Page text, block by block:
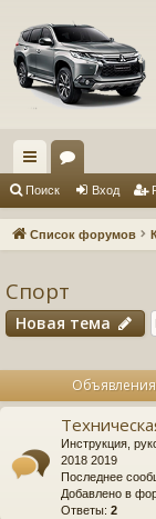
с
ы
и
ум
Поиск Вход
Список форумов
Спорт
Новая тема
Объявления
Инструкция,
2018 2019
Последнее
Добавлено в
Ответы: 2